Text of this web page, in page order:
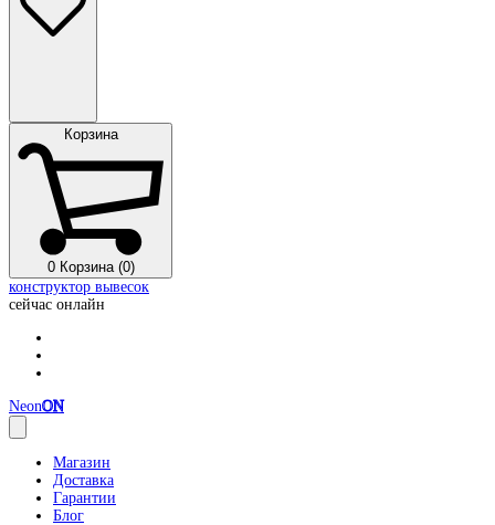
Корзина
0 Корзина (0)
конструктор вывесок
сейчас онлайн
NeonON
Магазин
Доставка
Гарантии
Блог